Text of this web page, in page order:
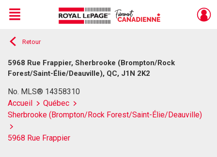
Live
En Direct
Menu
Retour
5968 Rue Frappier, Sherbrooke (Brompton/Rock
Forest/Saint-Élie/Deauville), QC, J1N 2K2
No. MLS® 14358310
Accueil
Québec
Sherbrooke (Brompton/Rock Forest/Saint-Élie/Deauville)
5968 Rue Frappier